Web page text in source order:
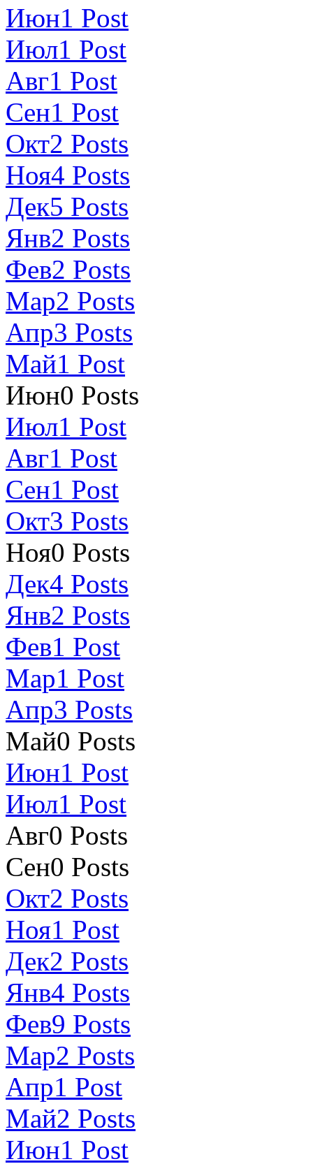
Июн1 Post
Июл1 Post
Авг1 Post
Сен1 Post
Окт2 Posts
Ноя4 Posts
Дек5 Posts
Янв2 Posts
Фев2 Posts
Мар2 Posts
Апр3 Posts
Май1 Post
Июн0 Posts
Июл1 Post
Авг1 Post
Сен1 Post
Окт3 Posts
Ноя0 Posts
Дек4 Posts
Янв2 Posts
Фев1 Post
Мар1 Post
Апр3 Posts
Май0 Posts
Июн1 Post
Июл1 Post
Авг0 Posts
Сен0 Posts
Окт2 Posts
Ноя1 Post
Дек2 Posts
Янв4 Posts
Фев9 Posts
Мар2 Posts
Апр1 Post
Май2 Posts
Июн1 Post